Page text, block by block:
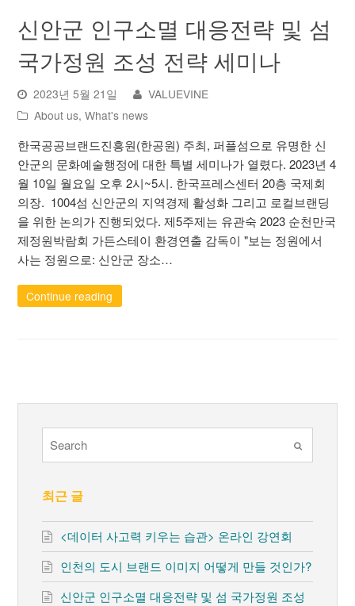
신안군 인구소멸 대응전략 및 섬
국가정원 조성 전략 세미나
2023년 5월 21일
VALUEVINE
About us,What's news
한국공공브랜드진흥원(한공원) 주최, 퍼플섬으로 유명한 신
안군의 문화예술행정에 대한 특별 세미나가 열렸다. 2023년 4
월 10일 월요일 오후 2시~5시. 한국프레스센터 20층 국제회
의장. 1004섬 신안군의 지역경제 활성화 그리고 로컬브랜딩
을 위한 논의가 진행되었다. 제5주제는 유관숙 2023 순천만국
제정원박람회 가든스테이 환경연출 감독이 "보는 정원에서
사는 정원으로: 신안군 장소…
Continue reading
최근 글
<데이터 사고력 키우는 습관> 온라인 강연회
인천의 도시 브랜드 이미지 어떻게 만들 것인가?
신안군 인구소멸 대응전략 및 섬 국가정원 조성